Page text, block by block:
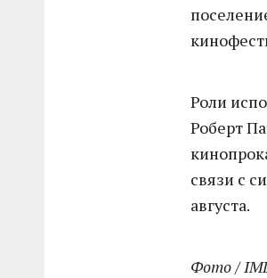
Роли
Роберт
связи с
августа.
Фото /